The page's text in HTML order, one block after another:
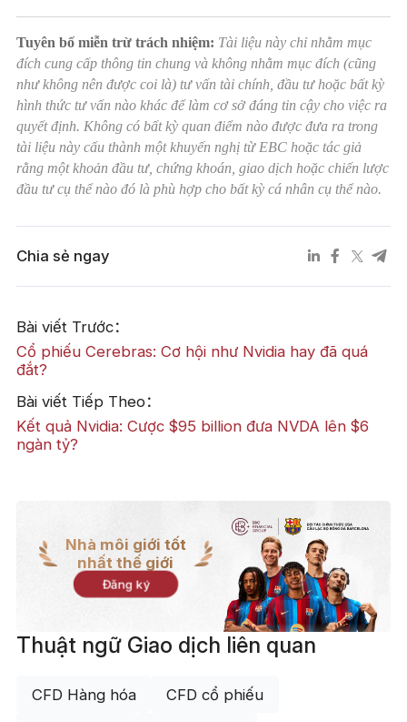
Tuyên bố miễn trừ trách nhiệm: Tài liệu này chỉ nhằm mục
đích cung cấp thông tin chung và không nhằm mục đích (cũng
như không nên được coi là) tư vấn tài chính, đầu tư hoặc bất kỳ
hình thức tư vấn nào khác để làm cơ sở đáng tin cậy cho việc ra
quyết định. Không có bất kỳ quan điểm nào được đưa ra trong
tài liệu này cấu thành một khuyến nghị từ EBC hoặc tác giả
rằng một khoản đầu tư, chứng khoán, giao dịch hoặc chiến lược
đầu tư cụ thể nào đó là phù hợp cho bất kỳ cá nhân cụ thể nào.
Chia sẻ ngay
Bài viết Trước：
Cổ phiếu Cerebras: Cơ hội như Nvidia hay đã quá
đắt?
Bài viết Tiếp Theo：
Kết quả Nvidia: Cược $95 billion đưa NVDA lên $6
ngàn tỷ?
Nhà môi giới tốt
nhất thế giới
Đăng ký
Thuật ngữ Giao dịch liên quan
CFD Hàng hóa CFD cổ phiếu